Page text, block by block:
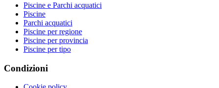
Piscine e Parchi acquatici
Piscine
Parchi acquatici
Piscine per regione
Piscine per provincia
Piscine per tipo
Condizioni